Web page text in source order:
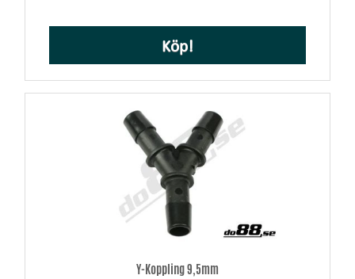
Köp!
Y-Koppling 9,5mm